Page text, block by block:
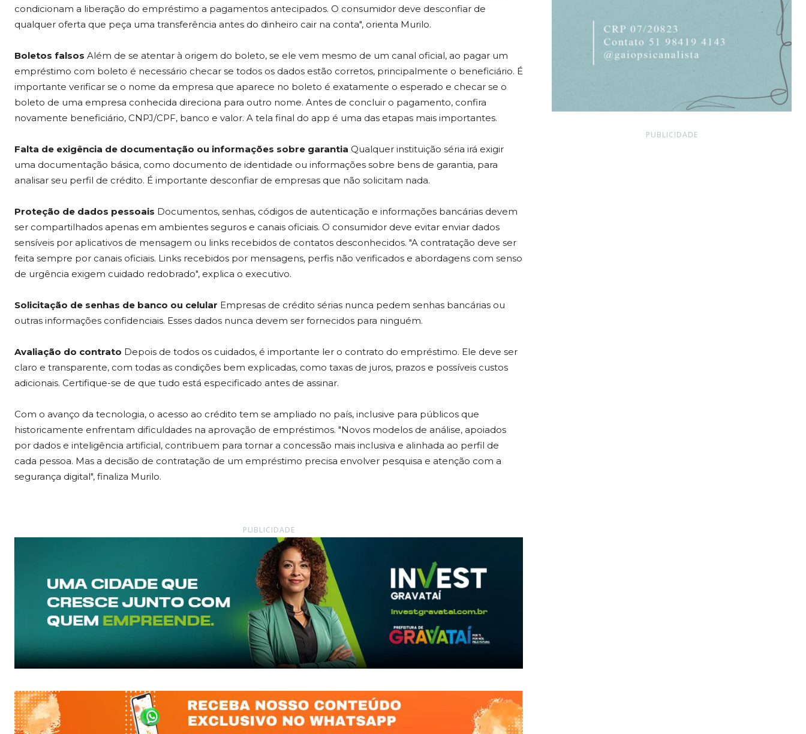
condicionam a liberação do empréstimo a pagamentos antecipados. O consumidor deve desconfiar de
qualquer oferta que peça uma transferência antes do dinheiro cair na conta", orienta Murilo.
Boletos falsos Além de se atentar à origem do boleto, se ele vem mesmo de um canal oficial, ao pagar um
empréstimo com boleto é necessário checar se todos os dados estão corretos, principalmente o beneficiário. É
importante verificar se o nome da empresa que aparece no boleto é exatamente o esperado e checar se o
boleto de uma empresa conhecida direciona para outro nome. Antes de concluir o pagamento, confira
novamente beneficiário, CNPJ/CPF, banco e valor. A tela final do app é uma das etapas mais importantes.
Falta de exigência de documentação ou informações sobre garantia Qualquer instituição séria irá exigir
uma documentação básica, como documento de identidade ou informações sobre bens de garantia, para
analisar seu perfil de crédito. É importante desconfiar de empresas que não solicitam nada.
Proteção de dados pessoais Documentos, senhas, códigos de autenticação e informações bancárias devem
ser compartilhados apenas em ambientes seguros e canais oficiais. O consumidor deve evitar enviar dados
sensíveis por aplicativos de mensagem ou links recebidos de contatos desconhecidos. "A contratação deve ser
feita sempre por canais oficiais. Links recebidos por mensagens, perfis não verificados e abordagens com senso
de urgência exigem cuidado redobrado", explica o executivo.
Solicitação de senhas de banco ou celular Empresas de crédito sérias nunca pedem senhas bancárias ou
outras informações confidenciais. Esses dados nunca devem ser fornecidos para ninguém.
Avaliação do contrato Depois de todos os cuidados, é importante ler o contrato do empréstimo. Ele deve ser
claro e transparente, com todas as condições bem explicadas, como taxas de juros, prazos e possíveis custos
adicionais. Certifique-se de que tudo está especificado antes de assinar.
Com o avanço da tecnologia, o acesso ao crédito tem se ampliado no país, inclusive para públicos que
historicamente enfrentam dificuldades na aprovação de empréstimos. "Novos modelos de análise, apoiados
por dados e inteligência artificial, contribuem para tornar a concessão mais inclusiva e alinhada ao perfil de
cada pessoa. Mas a decisão de contratação de um empréstimo precisa envolver pesquisa e atenção com a
segurança digital", finaliza Murilo.
PUBLICIDADE
PUBLICIDADE